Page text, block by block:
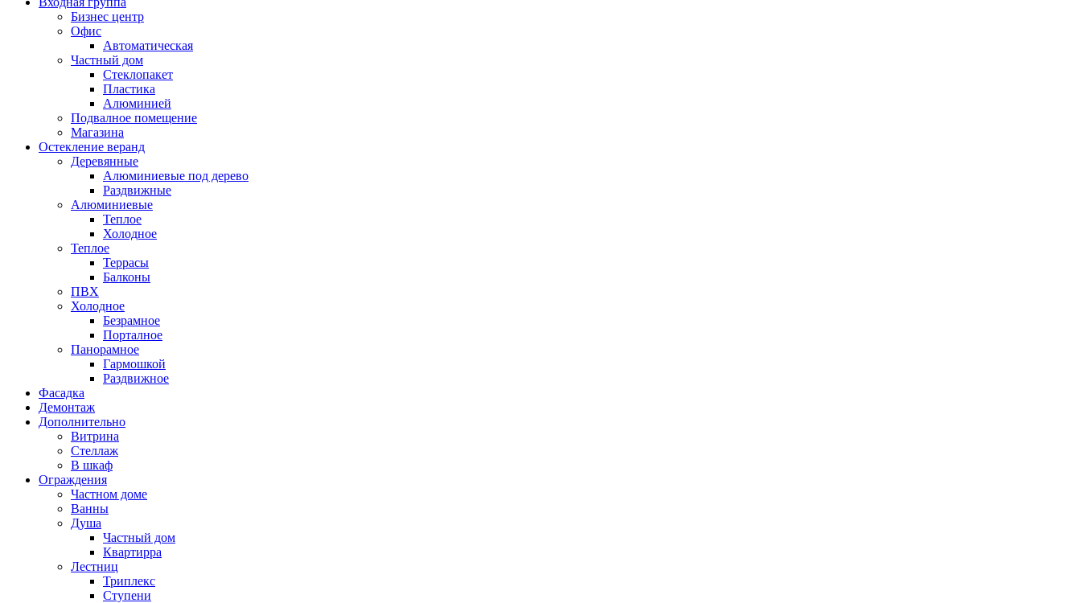
Бизнес центр
Офис
Автоматическая
Частный дом
Стеклопакет
Пластика
Алюминией
Подвалное помещение
Магазина
Остекление веранд
Деревянные
Алюминиевые под дерево
Раздвижные
Алюминиевые
Теплое
Холодное
Теплое
Террасы
Балконы
ПВХ
Холодное
Безрамное
Порталное
Панорамное
Гармошкой
Раздвижное
Фасадка
Демонтаж
Дополнительно
Витрина
Стеллаж
В шкаф
Ограждения
Частном доме
Ванны
Душа
Частный дом
Квартирра
Лестниц
Триплекс
Ступени